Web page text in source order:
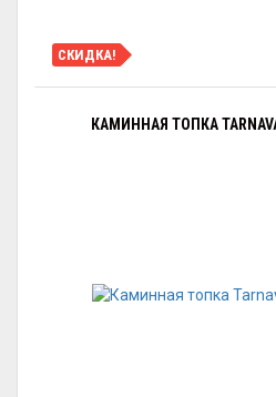
СКИДКА!
КАМИННАЯ ТОПКА